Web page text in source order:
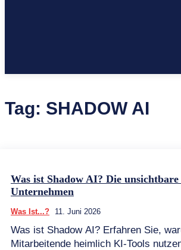
Tag: SHADOW AI
Was ist Shadow AI? Die
Unternehmen
Was Ist...? 11. Juni 2026
Was ist Shadow AI? Erfahren Sie,
Mitarbeitende heimlich KI-Tools